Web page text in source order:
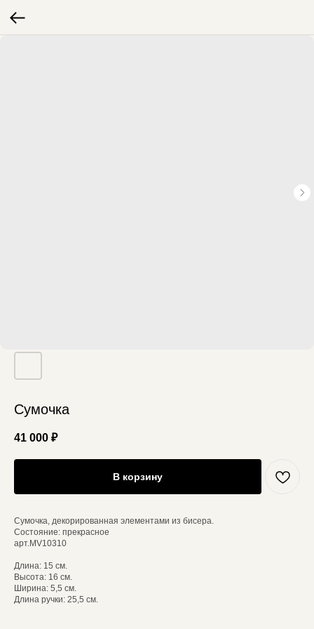
Сумочка
41 000 ₽
В корзину
Сумочка, декорированная элементами из бисера.
Состояние: прекрасное
арт.MV10310
Длина: 15 см.
Высота: 16 см.
Ширина: 5,5 см.
Длина ручки: 25,5 см.